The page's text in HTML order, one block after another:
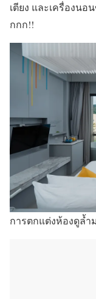
เตียง และเครื่องน
กกก!!
การตกแต่งห้องดูล้ำ